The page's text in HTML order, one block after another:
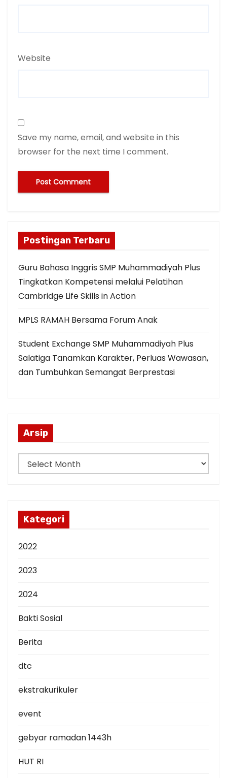
Website
Save my name, email, and website in this
browser for the next time I comment.
Postingan Terbaru
Guru Bahasa Inggris SMP Muhammadiyah Plus
Tingkatkan Kompetensi melalui Pelatihan
Cambridge Life Skills in Action
MPLS RAMAH Bersama Forum Anak
Student Exchange SMP Muhammadiyah Plus
Salatiga Tanamkan Karakter, Perluas Wawasan,
dan Tumbuhkan Semangat Berprestasi
Arsip
r
Kategori
2022
2023
2024
Bakti Sosial
Berita
dtc
ekstrakurikuler
event
gebyar ramadan 1443h
HUT RI